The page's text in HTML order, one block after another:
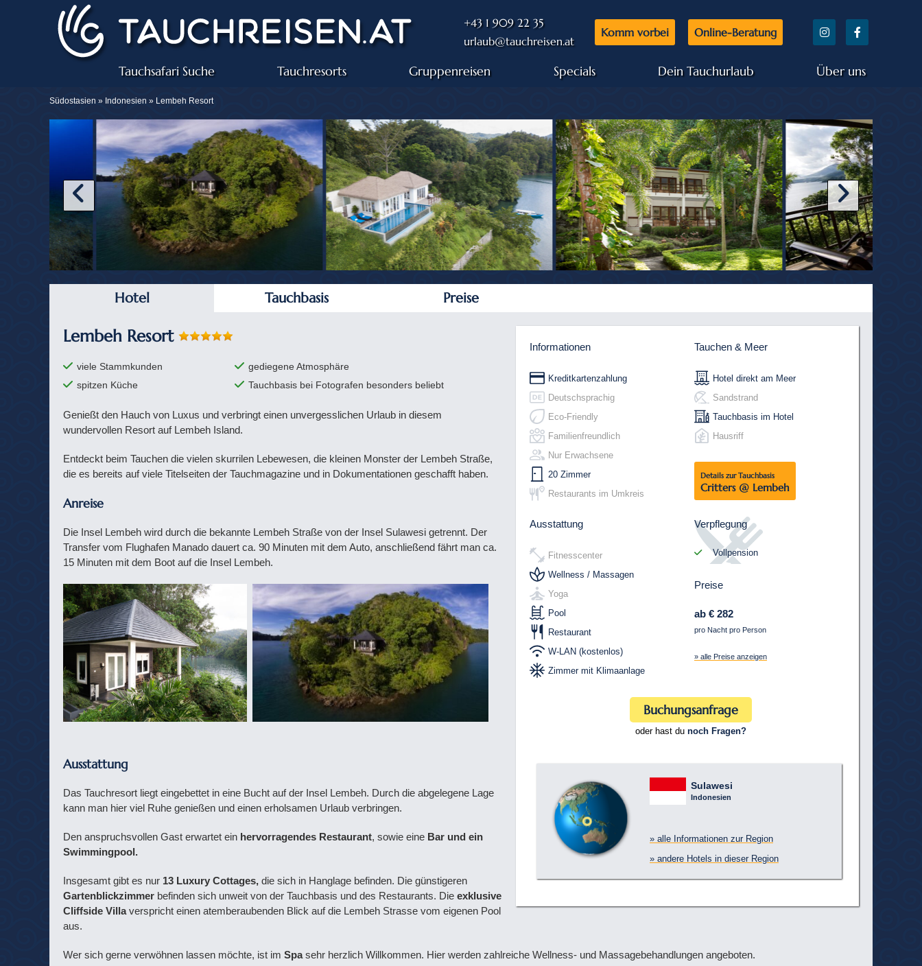
+43 1 909 22 35
urlaub@tauchreisen.at
Komm vorbei Online-Beratung
Tauchsafari Suche Tauchresorts Gruppenreisen Specials Dein Tauchurlaub Über uns
Südostasien » Indonesien » Lembeh Resort
Hotel Tauchbasis Preise
Informationen
Kreditkartenzahlung
Deutschsprachig
Eco-Friendly
Familienfreundlich
Nur Erwachsene
20 Zimmer
Restaurants im Umkreis
Ausstattung
Fitnesscenter
Wellness / Massagen
Yoga
Pool
Restaurant
W-LAN (kostenlos)
Zimmer mit Klimaanlage
Tauchen & Meer
Hotel direkt am Meer
Sandstrand
Tauchbasis im Hotel
Hausriff
Preise
ab € 282
pro Nacht pro Person
» alle Preise anzeigen
Details zur Tauchbasis
Critters @ Lembeh
Verpflegung
Vollpension
Sulawesi
Indonesien
» alle Informationen zur Region
» andere Hotels in dieser Region
Buchungsanfrage
oder hast du noch Fragen?
Lembeh Resort
viele Stammkunden
gediegene Atmosphäre
spitzen Küche
Tauchbasis bei Fotografen besonders beliebt
Genießt den Hauch von Luxus und verbringt einen unvergesslichen Urlaub in diesem
wundervollen Resort auf Lembeh Island.
Entdeckt beim Tauchen die vielen skurrilen Lebewesen, die kleinen Monster der Lembeh Straße,
die es bereits auf viele Titelseiten der Tauchmagazine und in Dokumentationen geschafft haben.
Anreise
Die Insel Lembeh wird durch die bekannte Lembeh Straße von der Insel Sulawesi getrennt. Der
Transfer vom Flughafen Manado dauert ca. 90 Minuten mit dem Auto, anschließend fährt man ca.
15 Minuten mit dem Boot auf die Insel Lembeh.
Ausstattung
Das Tauchresort liegt eingebettet in eine Bucht auf der Insel Lembeh. Durch die abgelegene Lage
kann man hier viel Ruhe genießen und einen erholsamen Urlaub verbringen.
Den anspruchsvollen Gast erwartet ein hervorragendes Restaurant, sowie eine Bar und ein
Swimmingpool.
Insgesamt gibt es nur 13 Luxury Cottages, die sich in Hanglage befinden. Die günstigeren
Gartenblickzimmer befinden sich unweit von der Tauchbasis und des Restaurants. Die exklusive
Cliffside Villaverspricht einen atemberaubenden Blick auf die Lembeh Strasse vom eigenen Pool
aus.
Wer sich gerne verwöhnen lassen möchte, ist im Spasehr herzlich Willkommen. Hier werden zahlreiche Wellness- und Massagebehandlungen angeboten.